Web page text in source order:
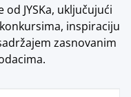
JYSKa, uključujući
inspiraciju
zasnovanim